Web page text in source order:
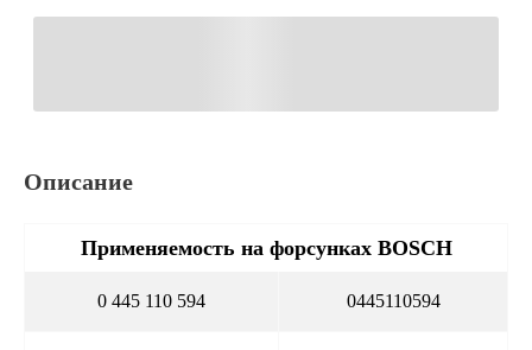
Описание
Применяемость на форсунках BOSCH
0 445 110 594 0445110594